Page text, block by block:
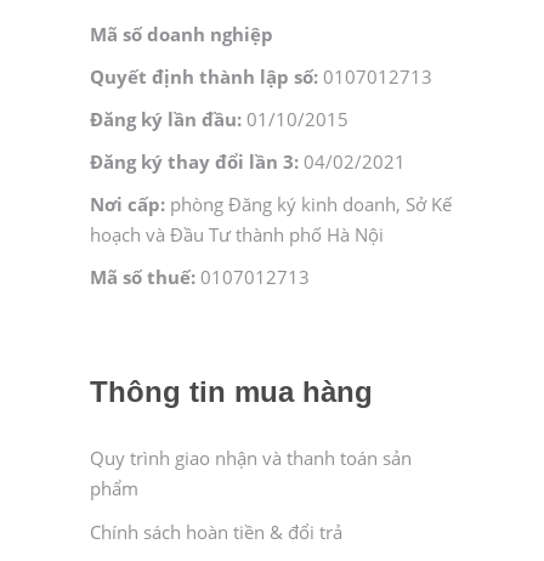
Mã số doanh nghiệp
Quyết định thành lập số: 0107012713
Đăng ký lần đầu: 01/10/2015
Đăng ký thay đổi lần 3: 04/02/2021
Nơi cấp: phòng Đăng ký kinh doanh, Sở Kế
hoạch và Đầu Tư thành phố Hà Nội
Mã số thuế: 0107012713
Thông tin mua hàng
Quy trình giao nhận và thanh toán sản
phẩm
Chính sách hoàn tiền & đổi trả